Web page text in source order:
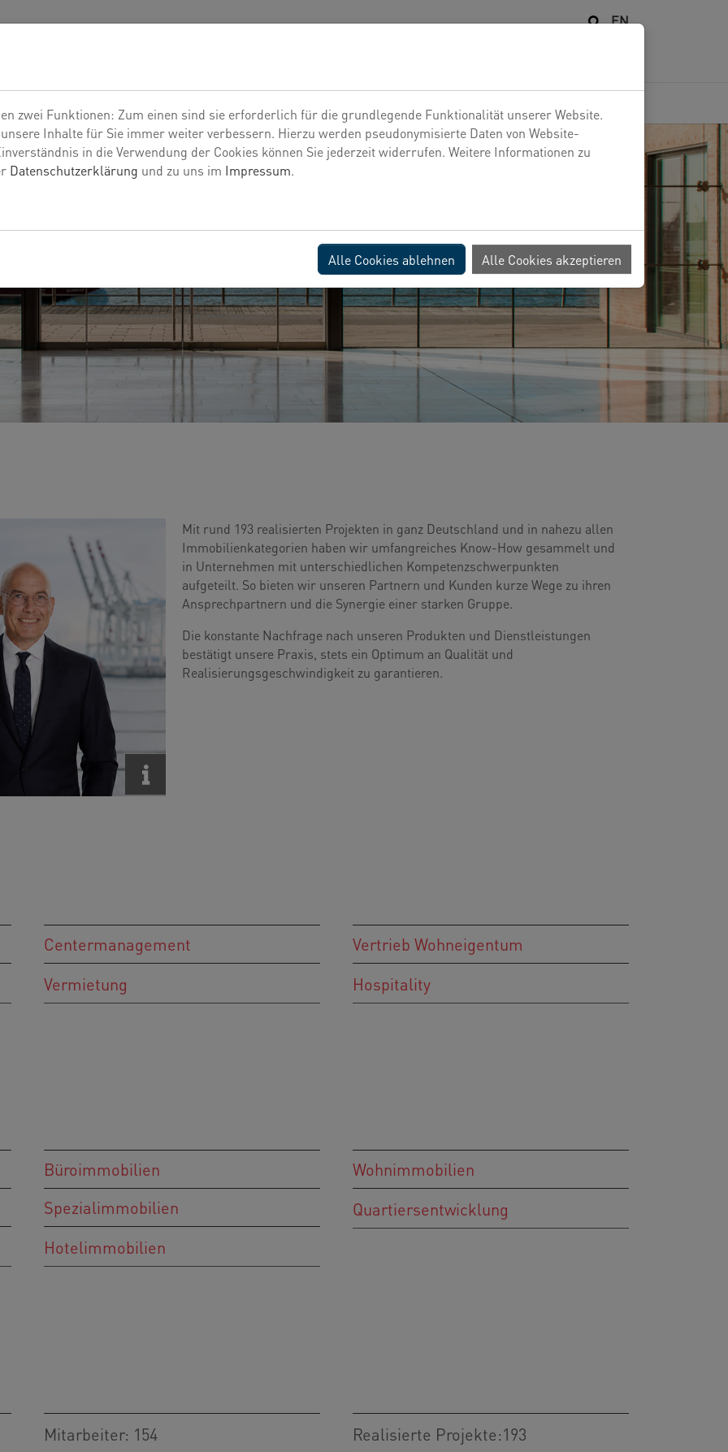
EN
Submenu for "Geschäftsfelder"Submenu for "Referenzen"
Mit rund 193 realisierten Projekten in ganz Deutschland und in nahezu allen
Immobilienkategorien haben wir umfangreiches Know-How gesammelt und
in Unternehmen mit unterschiedlichen Kompetenzschwerpunkten
aufgeteilt. So bieten wir unseren Partnern und Kunden kurze Wege zu ihren
Ansprechpartnern und die Synergie einer starken Gruppe.
Die konstante Nachfrage nach unseren Produkten und Dienstleistungen
bestätigt unsere Praxis, stets ein Optimum an Qualität und
Realisierungsgeschwindigkeit zu garantieren.
Centermanagement
Vermietung
Vertrieb Wohneigentum
Hospitality
Büroimmobilien
Spezialimmobilien
Hotelimmobilien
Wohnimmobilien
Quartiersentwicklung
Mitarbeiter: 154 Realisierte Projekte:193
zwei Funktionen: Zum einen sind sie erforderlich für die grundlegende Funktionalität unserer Website.
Inhalte für Sie immer weiter verbessern. Hierzu werden pseudonymisierte Daten von Website-
in die Verwendung der Cookies können Sie jederzeit widerrufen. Weitere Informationen zu
Datenschutzerklärung und zu uns im Impressum.
Alle Cookies ablehnen Alle Cookies akzeptieren